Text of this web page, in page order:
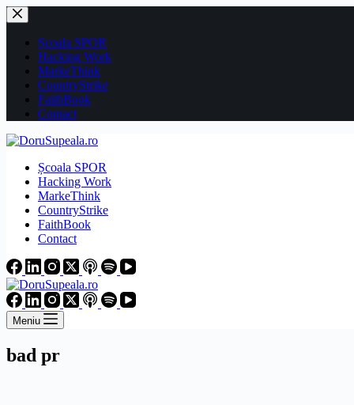
Sari
la
conținutȘcoala SPOR
Hacking Work
MarkeThink
CountryStrike
FaithBook
Contact
Școala SPOR
Hacking Work
MarkeThink
CountryStrike
FaithBook
Contact
Meniu
bad pr